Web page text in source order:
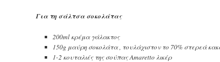
Για τη σάλτσα σοκολάτας
200ml κρέμα γάλακτος
150g μαύρη σοκολάτα , τουλάχιστον το 70% στερεά
1-2 κουταλιές της σούπας Amaretto λικέρ